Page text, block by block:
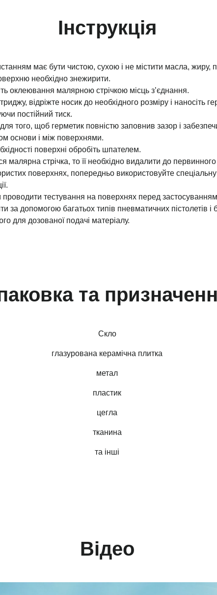
Інструкція
має бути чистою, сухою і не містити масла, жиру,
необхідно знежирити.
оклеювання малярною стрічкою місць з’єднання.
відріжте носик до необхідного розміру і наносіть
постійний тиск.
того, щоб герметик повністю заповнив зазор і
основи і між поверхнями.
поверхні обробіть шпателем.
малярна стрічка, то її необхідно видалити до
поверхнях, попередньо використовуйте
тестування на поверхнях перед
за допомогою багатьох типів пневматичних пістолетів і
для дозованої подачі матеріалу.
та
Скло
глазурована керамічна плитка
метал
пластик
цегла
тканина
та інші
Відео